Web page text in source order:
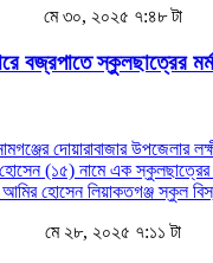
মে ৩০, ২০২৫ ৭:৪৮ টা
বজ্রপাতে স্কুলছাত্রের
দোয়ারাবাজার উপজেলার
(১৫) নামে এক স্কুলছাত্রের
আমির হোসেন লিয়াকতগঞ্জ স্কুল
মে ২৮, ২০২৫ ৭:১১ টা